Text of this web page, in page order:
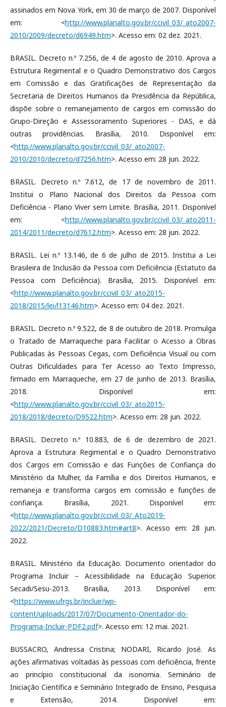
assinados em Nova York, em 30 de março de 2007. Disponível
em: <http://www.planalto.gov.br/ccivil_03/_ato2007-
2010/2009/decreto/d6949.htm>. Acesso em: 02 dez. 2021.
BRASIL. Decreto n.º 7.256, de 4 de agosto de 2010. Aprova a
Estrutura Regimental e o Quadro Demonstrativo dos Cargos
em Comissão e das Gratificações de Representação da
Secretaria de Direitos Humanos da Presidência da República,
dispõe sobre o remanejamento de cargos em comissão do
Grupo-Direção e Assessoramento Superiores - DAS, e dá
outras providências. Brasília, 2010. Disponível em:
<http://www.planalto.gov.br/ccivil_03/_ato2007-
2010/2010/decreto/d7256.htm>. Acesso em: 28 jun. 2022.
BRASIL. Decreto n.º 7.612, de 17 de novembro de 2011.
Institui o Plano Nacional dos Direitos da Pessoa com
Deficiência - Plano Viver sem Limite. Brasília, 2011. Disponível
em: <http://www.planalto.gov.br/ccivil_03/_ato2011-
2014/2011/decreto/d7612.htm>. Acesso em: 28 jun. 2022.
BRASIL. Lei n.º 13.146, de 6 de julho de 2015. Institui a Lei
Brasileira de Inclusão da Pessoa com Deficiência (Estatuto da
Pessoa com Deficiência). Brasília, 2015. Disponível em:
<http://www.planalto.gov.br/ccivil_03/_ato2015-
2018/2015/lei/l13146.htm>. Acesso em: 04 dez. 2021.
BRASIL. Decreto n.º 9.522, de 8 de outubro de 2018. Promulga
o Tratado de Marraqueche para Facilitar o Acesso a Obras
Publicadas às Pessoas Cegas, com Deficiência Visual ou com
Outras Dificuldades para Ter Acesso ao Texto Impresso,
firmado em Marraqueche, em 27 de junho de 2013. Brasília,
2018. Disponível em:
<http://www.planalto.gov.br/ccivil_03/_ato2015-
2018/2018/decreto/D9522.htm>. Acesso em: 28 jun. 2022.
BRASIL. Decreto n.º 10.883, de 6 de dezembro de 2021.
Aprova a Estrutura Regimental e o Quadro Demonstrativo
dos Cargos em Comissão e das Funções de Confiança do
Ministério da Mulher, da Família e dos Direitos Humanos, e
remaneja e transforma cargos em comissão e funções de
confiança. Brasília, 2021. Disponível em:
<http://www.planalto.gov.br/ccivil_03/_Ato2019-
2022/2021/Decreto/D10883.htm#art8>. Acesso em: 28 jun.
2022.
BRASIL. Ministério da Educação. Documento orientador do
Programa Incluir – Acessibilidade na Educação Superior.
Secadi/Sesu-2013. Brasília, 2013. Disponível em:
<https://www.ufrgs.br/incluir/wp-
content/uploads/2017/07/Documento-Orientador-do-
Programa-Incluir-PDF2.pdf>. Acesso em: 12 mai. 2021.
BUSSACRO, Andressa Cristina; NODARI, Ricardo José. As
ações afirmativas voltadas às pessoas com deficiência, frente
ao princípio constitucional da isonomia. Seminário de
Iniciação Científica e Seminário Integrado de Ensino, Pesquisa
e Extensão, 2014. Disponível em: